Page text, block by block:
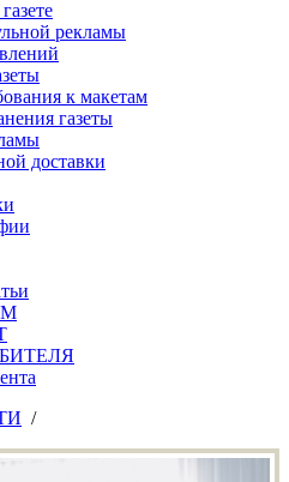
рекламы
к макетам
газеты
доставки
/